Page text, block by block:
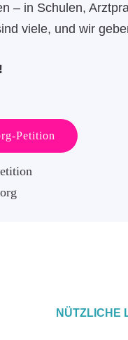
– in Schulen,
viele, und wir
Petition
NÜTZLICHE